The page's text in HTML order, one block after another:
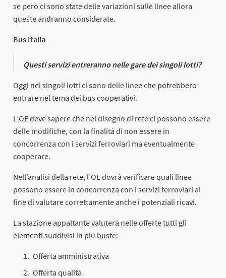
se però ci sono state delle variazioni sulle linee allora
queste andranno considerate.
Bus Italia
Questi servizi entreranno nelle gare dei singoli lotti?
Oggi nei singoli lotti ci sono delle linee che potrebbero
entrare nel tema dei bus cooperativi.
L’OE deve sapere che nel disegno di rete ci possono essere
delle modifiche, con la finalità di non essere in
concorrenza con i servizi ferroviari ma eventualmente
cooperare.
Nell’analisi della rete, l’OE dovrà verificare quali linee
possono essere in concorrenza con i servizi ferroviari al
fine di valutare correttamente anche i potenziali ricavi.
La stazione appaltante valuterà nelle offerte tutti gli
elementi suddivisi in più buste:
Offerta amministrativa
Offerta qualità